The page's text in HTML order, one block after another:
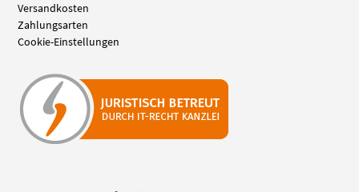
Versandkosten
Zahlungsarten
Cookie-Einstellungen